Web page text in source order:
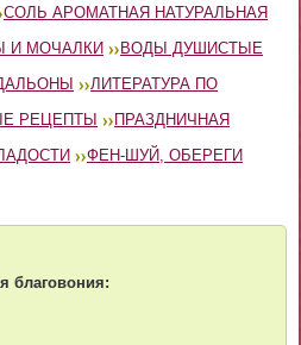
СОЛЬ АРОМАТНАЯ НАТУРАЛЬНАЯ
И МОЧАЛКИ
ВОДЫ ДУШИСТЫЕ
ЛИТЕРАТУРА ПО
РЕЦЕПТЫ
ПРАЗДНИЧНАЯ
ФЕН-ШУЙ, ОБЕРЕГИ
благовония: